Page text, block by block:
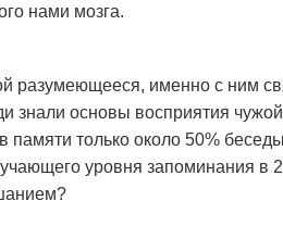
нами мозга.
разумеющееся, именно с ним
знали основы восприятия
только около 50%
уровня запоминания в